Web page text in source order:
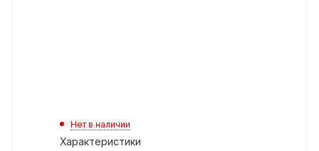
Нет в наличии
Характеристики